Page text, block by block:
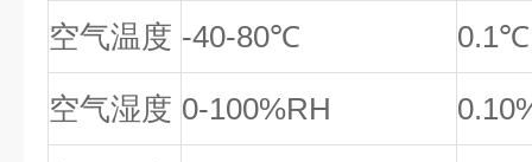
空气温度 -40-80℃ 0.1℃
空气湿度 0-100%RH